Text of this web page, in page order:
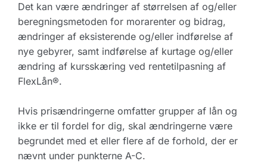
Det kan være ændringer af størrelsen af og/eller
beregningsmetoden for morarenter og bidrag,
ændringer af eksisterende og/eller indførelse af
nye gebyrer, samt indførelse af kurtage og/eller
ændring af kursskæring ved rentetilpasning af
FlexLån®.
Hvis prisændringerne omfatter grupper af lån og
ikke er til fordel for dig, skal ændringerne være
begrundet med et eller flere af de forhold, der er
nævnt under punkterne A-C.